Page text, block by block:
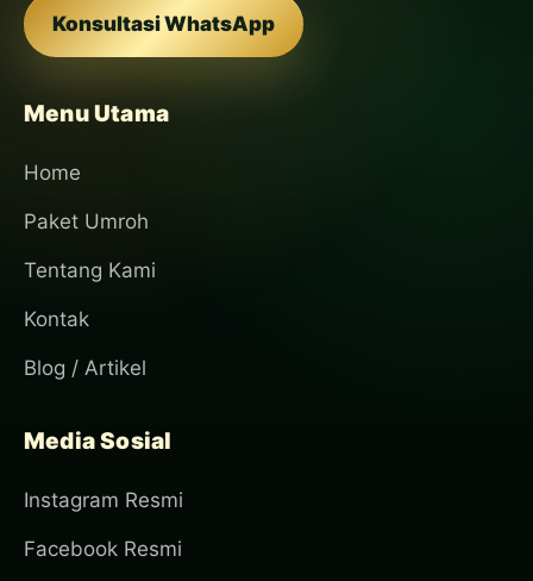
Konsultasi WhatsApp
Menu Utama
Home
Paket Umroh
Tentang Kami
Kontak
Blog / Artikel
Media Sosial
Instagram Resmi
Facebook Resmi